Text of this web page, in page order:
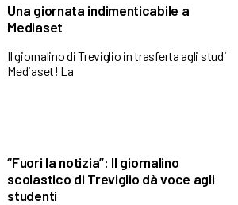
Una giornata indimenticabile a
Mediaset
Il giornalino di Treviglio in trasferta agli studi
Mediaset! La
“Fuori la notizia”: Il giornalino
scolastico di Treviglio dà voce agli
studenti